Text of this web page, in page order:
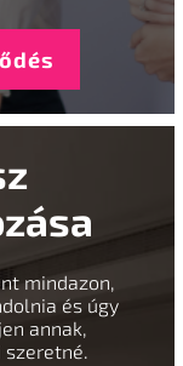
mindazon,
és úgy
annak,